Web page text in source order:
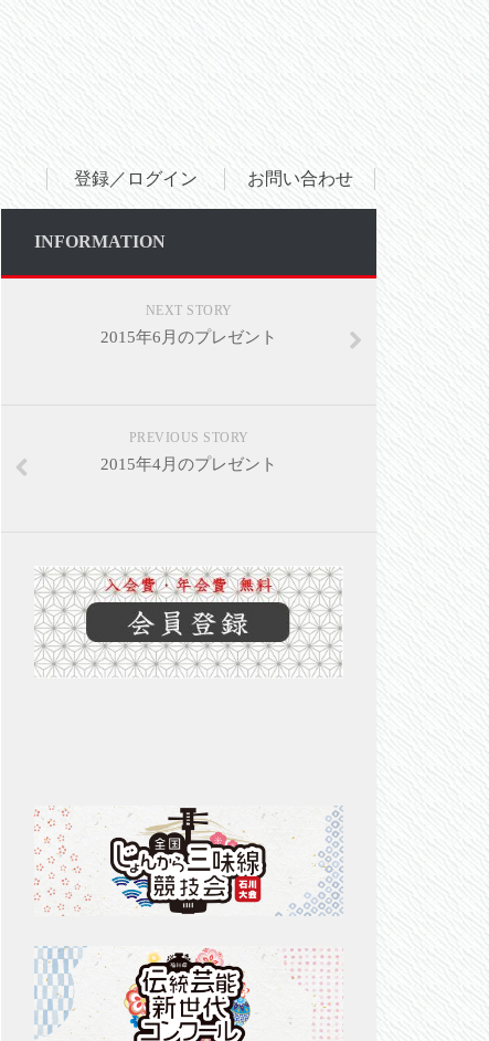
登録／ログイン お問い合わせ
INFORMATION
NEXT STORY
2015年6月のプレゼント
PREVIOUS STORY
2015年4月のプレゼント